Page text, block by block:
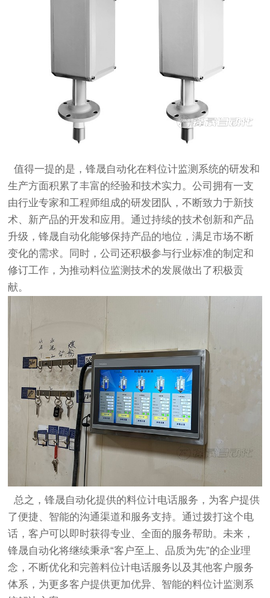
值得一提的是，锋晟自动化在料位计监测系统的研发和
生产方面积累了丰富的经验和技术实力。公司拥有一支
由行业专家和工程师组成的研发团队，不断致力于新技
术、新产品的开发和应用。通过持续的技术创新和产品
升级，锋晟自动化能够保持产品的地位，满足市场不断
变化的需求。同时，公司还积极参与行业标准的制定和
修订工作，为推动料位监测技术的发展做出了积极贡
献。
总之，锋晟自动化提供的料位计电话服务，为客户提供
了便捷、智能的沟通渠道和服务支持。通过拨打这个电
话，客户可以即时获得专业、全面的服务帮助。未来，
锋晟自动化将继续秉承“客户至上、品质为先”的企业理
念，不断优化和完善料位计电话服务以及其他客户服务
体系，为更多客户提供更加优异、智能的料位计监测系